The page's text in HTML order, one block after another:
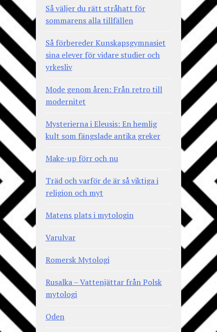
Så väljer du rätt stråhatt för
sommarens alla tillfällen
Så förbereder Kunskapsgymnasiet
sina elever för vidare studier och
yrkesliv
Mode genom åren: Från retro till
modernitet
Mysterierna i Eleusis: En hemlig
kult som fängslade antika greker
Make-up förr och nu
Träd och varför de är så viktiga i
religion och myt
Matens plats i mytologin
Varulvar
Romersk Mytologi
Rusalka – Vattenjättar från Polsk
mytologi
Oden